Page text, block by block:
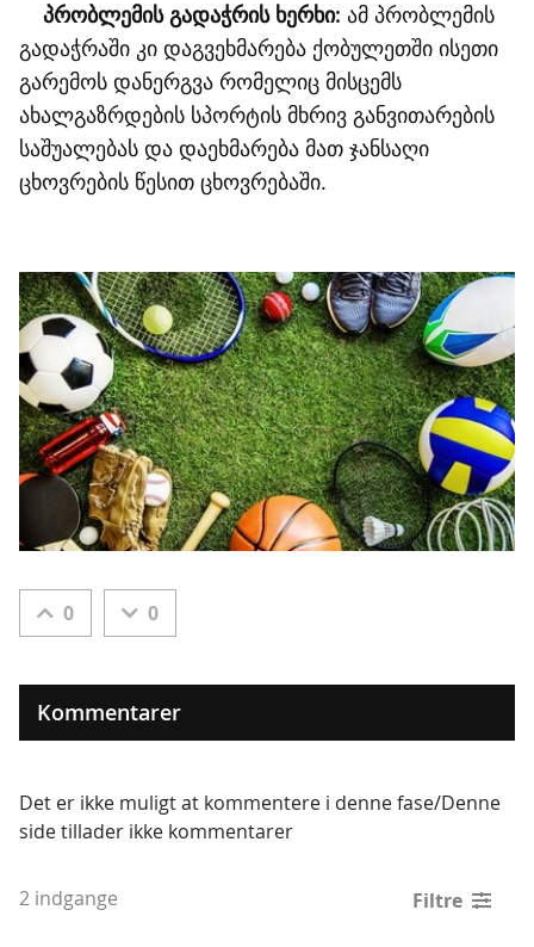
პრობლემის გადაჭრის ხერხი: ამ პრობლემის
გადაჭრაში კი დაგვეხმარება ქობულეთში ისეთი
გარემოს დანერგვა რომელიც მისცემს
ახალგაზრდების სპორტის მხრივ განვითარების
საშუალებას და დაეხმარება მათ ჯანსაღი
ცხოვრების წესით ცხოვრებაში.
0 0
Kommentarer
Det er ikke muligt at kommentere i denne fase/Denne
side tillader ikke kommentarer
2 indgange Filtre